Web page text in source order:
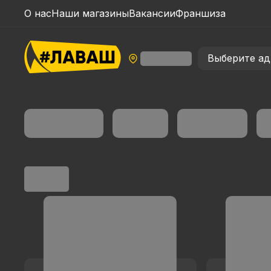
О насНаши магазиныВакансииФраншиза
Выберите